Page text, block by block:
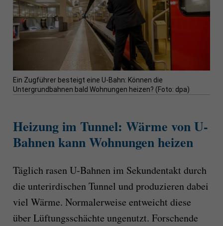
Ein Zugführer besteigt eine U-Bahn: Können die
Untergrundbahnen bald Wohnungen heizen? (Foto: dpa)
Heizung im Tunnel: Wärme von U-
Bahnen kann Wohnungen heizen
Täglich rasen U-Bahnen im Sekundentakt durch
die unterirdischen Tunnel und produzieren dabei
viel Wärme. Normalerweise entweicht diese
über Lüftungsschächte ungenutzt. Forschende